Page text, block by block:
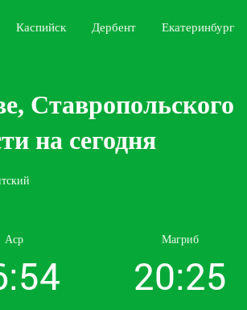
Каспийск Дербент Екатеринбург
Ставропольского
на сегодня
Аср Магриб
20:25